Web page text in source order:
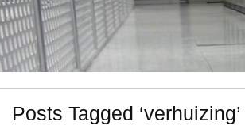
Posts Tagged ‘verhuizing’